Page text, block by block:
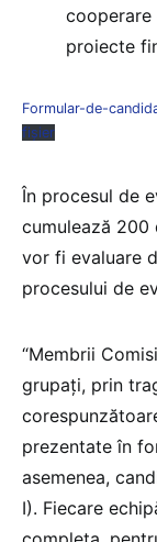
cooperare
proiecte
Formular-de-
fișier
În procesul de
cumulează 200
vor fi evaluare
procesului de
“Membrii
grupați, prin
prezentate în
asemenea,
I). Fiecare